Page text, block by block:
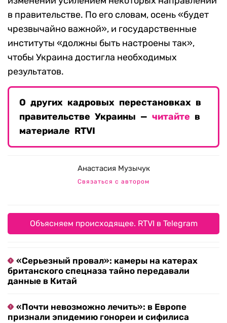
в правительстве. По его словам, осень «будет
чрезвычайно важной», и государственные
институты «должны быть настроены так»,
чтобы Украина достигла необходимых
результатов.
О других кадровых перестановках в
правительстве Украины — читайте в
материале RTVI
Анастасия Музычук
Связаться с автором
Объясняем происходящее. RTVI в Telegram
«Серьезный провал»: камеры на катерах
британского спецназа тайно передавали
данные в Китай
«Почти невозможно лечить»: в Европе
признали эпидемию гонореи и сифилиса